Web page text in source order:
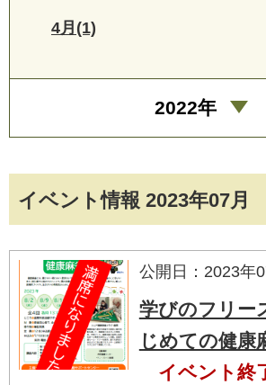
イベント情報 2023年07月
公開日：2023年
学びのフリー
じめての健康
イベント終
4月(1)
2022年